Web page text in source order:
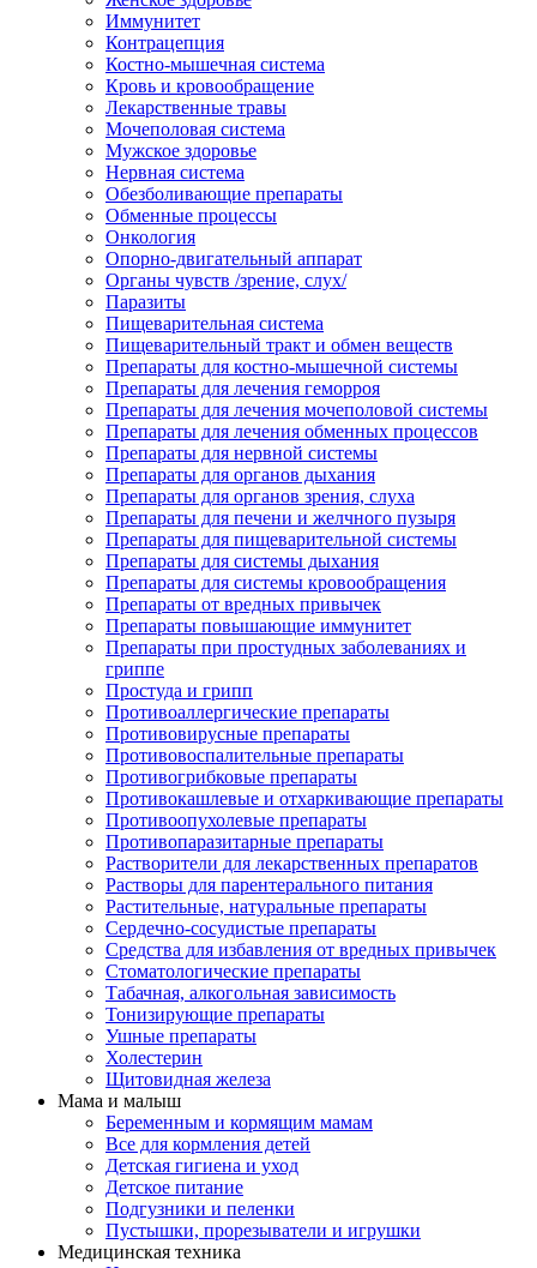
Иммунитет
Контрацепция
Костно-мышечная система
Кровь и кровообращение
Лекарственные травы
Мочеполовая система
Мужское здоровье
Нервная система
Обезболивающие препараты
Обменные процессы
Онкология
Опорно-двигательный аппарат
Органы чувств /зрение, слух/
Паразиты
Пищеварительная система
Пищеварительный тракт и обмен веществ
Препараты для костно-мышечной системы
Препараты для лечения геморроя
Препараты для лечения мочеполовой системы
Препараты для лечения обменных процессов
Препараты для нервной системы
Препараты для органов дыхания
Препараты для органов зрения, слуха
Препараты для печени и желчного пузыря
Препараты для пищеварительной системы
Препараты для системы дыхания
Препараты для системы кровообращения
Препараты от вредных привычек
Препараты повышающие иммунитет
Препараты при простудных заболеваниях и
гриппе
Простуда и грипп
Противоаллергические препараты
Противовирусные препараты
Противовоспалительные препараты
Противогрибковые препараты
Противокашлевые и отхаркивающие препараты
Противоопухолевые препараты
Противопаразитарные препараты
Растворители для лекарственных препаратов
Растворы для парентерального питания
Растительные, натуральные препараты
Сердечно-сосудистые препараты
Средства для избавления от вредных привычек
Стоматологические препараты
Табачная, алкогольная зависимость
Тонизирующие препараты
Ушные препараты
Холестерин
Щитовидная железа
Мама и малыш
Беременным и кормящим мамам
Все для кормления детей
Детская гигиена и уход
Детское питание
Подгузники и пеленки
Пустышки, прорезыватели и игрушки
Медицинская техника